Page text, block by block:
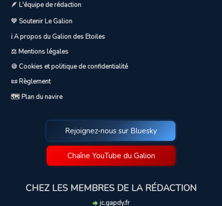
🪶 L'équipe de rédaction
💛 Soutenir Le Galion
ℹ️ A propos du Galion des Etoiles
⚖️ Mentions légales
🍪 Cookies et politique de confidentialité
📜 Règlement
🗺️ Plan du navire
Rejoignez-nous sur Bluesky
Chaîne YouTube du Galion
CHEZ LES MEMBRES DE LA RÉDACTION
jc.gapdy.fr